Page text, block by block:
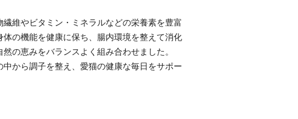
維やビタミン・ミネラルなどの栄養素を豊富
の機能を健康に保ち、腸内環境を整えて消化
の恵みをバランスよく組み合わせました。
から調子を整え、愛猫の健康な毎日をサポー